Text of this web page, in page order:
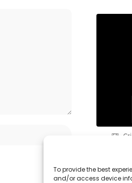
To provide the best
and/or access device